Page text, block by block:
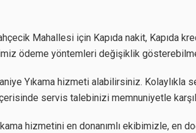
Mahallesi için Kapıda nakit, Kapıda
ödeme yöntemleri değişiklik
Yıkama hizmeti alabilirsiniz.
servis talebinizi memnuniyetle
hizmetini en donanımlı ekibimizle, en